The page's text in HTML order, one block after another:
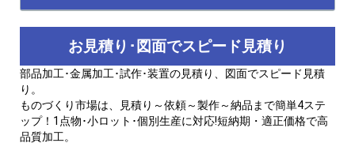
お見積り･図面でスピード見積り
部品加工･金属加工･試作･装置の見積り、図面でスピード見積
り。
ものづくり市場は、見積り～依頼～製作～納品まで簡単4ステ
ップ！1点物･小ロット･個別生産に対応!短納期・適正価格で高
品質加工。